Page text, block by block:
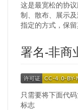
这是最宽松的协
制、散布、展示
指定的方式，保留
署名-非商
只需要将下面代
标志